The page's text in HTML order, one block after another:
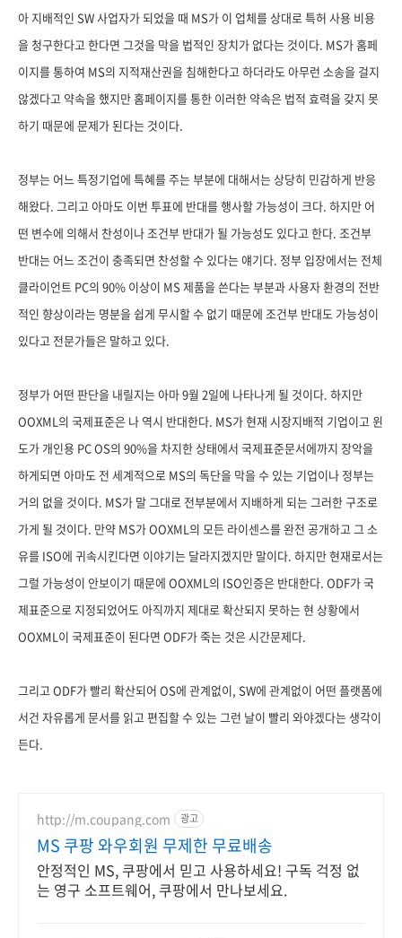
아 지배적인 SW 사업자가 되었을 때 MS가 이 업체를 상대로 특허 사용 비용
을 청구한다고 한다면 그것을 막을 법적인 장치가 없다는 것이다. MS가 홈페
이지를 통하여 MS의 지적재산권을 침해한다고 하더라도 아무런 소송을 걸지
않겠다고 약속을 했지만 홈페이지를 통한 이러한 약속은 법적 효력을 갖지 못
하기 때문에 문제가 된다는 것이다.
정부는 어느 특정기업에 특혜를 주는 부분에 대해서는 상당히 민감하게 반응
해왔다. 그리고 아마도 이번 투표에 반대를 행사할 가능성이 크다. 하지만 어
떤 변수에 의해서 찬성이나 조건부 반대가 될 가능성도 있다고 한다. 조건부
반대는 어느 조건이 충족되면 찬성할 수 있다는 얘기다. 정부 입장에서는 전체
클라이언트 PC의 90% 이상이 MS 제품을 쓴다는 부분과 사용자 환경의 전반
적인 향상이라는 명분을 쉽게 무시할 수 없기 때문에 조건부 반대도 가능성이
있다고 전문가들은 말하고 있다.
정부가 어떤 판단을 내릴지는 아마 9월 2일에 나타나게 될 것이다. 하지만
OOXML의 국제표준은 나 역시 반대한다. MS가 현재 시장지배적 기업이고 윈
도가 개인용 PC OS의 90%을 차지한 상태에서 국제표준문서에까지 장악을
하게되면 아마도 전 세계적으로 MS의 독단을 막을 수 있는 기업이나 정부는
거의 없을 것이다. MS가 말 그대로 전부분에서 지배하게 되는 그러한 구조로
가게 될 것이다. 만약 MS가 OOXML의 모든 라이센스를 완전 공개하고 그 소
유를 ISO에 귀속시킨다면 이야기는 달라지겠지만 말이다. 하지만 현재로서는
그럴 가능성이 안보이기 때문에 OOXML의 ISO인증은 반대한다. ODF가 국
제표준으로 지정되었어도 아직까지 제대로 확산되지 못하는 현 상황에서
OOXML이 국제표준이 된다면 ODF가 죽는 것은 시간문제다.
그리고 ODF가 빨리 확산되어 OS에 관계없이, SW에 관계없이 어떤 플랫폼에
서건 자유롭게 문서를 읽고 편집할 수 있는 그런 날이 빨리 와야겠다는 생각이
든다.
http://m.coupang.com 광고
MS 쿠팡 와우회원 무제한 무료배송
안정적인 MS, 쿠팡에서 믿고 사용하세요! 구독 걱정 없
는 영구 소프트웨어, 쿠팡에서 만나보세요.